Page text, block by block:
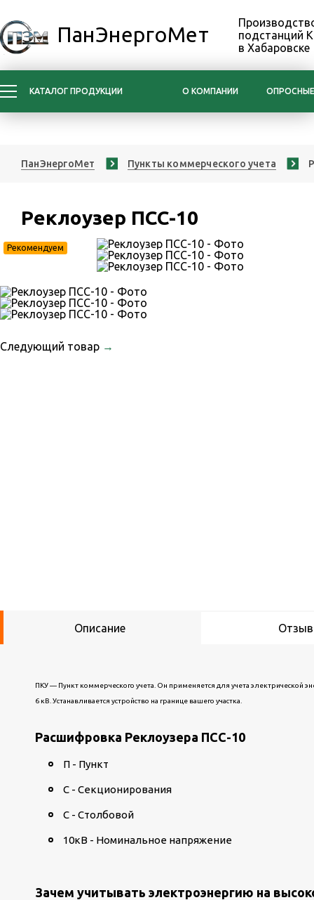
ПанЭнергоМет
подстанций
в Хабаровске
КАТАЛОГ ПРОДУКЦИИ О КОМПАНИИ
ПанЭнергоМет Пункты коммерческого учета
Реклоузер ПСС-10
Рекомендуем
Следующий товар →
Описание
ПКУ — Пункт коммерческого учета. Он применяется для учета электрической
6 кВ. Устанавливается устройство на границе вашего участка.
Расшифровка Реклоузера ПСС-10
П - Пункт
С - Секционирования
С - Столбовой
10кВ - Номинальное напряжение
Зачем учитывать электроэнергию на